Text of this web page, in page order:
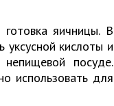
готовка яичницы. В
кислоты и
посуде.
использовать для